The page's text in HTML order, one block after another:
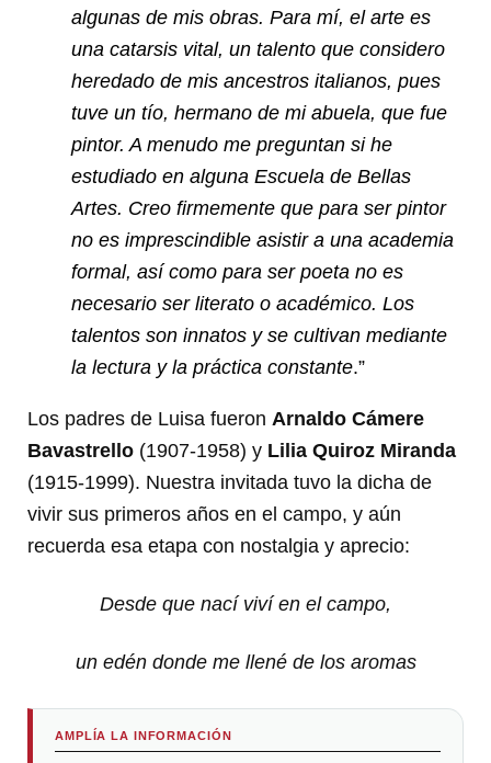
algunas de mis obras. Para mí, el arte es
una catarsis vital, un talento que considero
heredado de mis ancestros italianos, pues
tuve un tío, hermano de mi abuela, que fue
pintor. A menudo me preguntan si he
estudiado en alguna Escuela de Bellas
Artes. Creo firmemente que para ser pintor
no es imprescindible asistir a una academia
formal, así como para ser poeta no es
necesario ser literato o académico. Los
talentos son innatos y se cultivan mediante
la lectura y la práctica constante.”
Los padres de Luisa fueron Arnaldo Cámere
Bavastrello (1907-1958) y Lilia Quiroz Miranda
(1915-1999). Nuestra invitada tuvo la dicha de
vivir sus primeros años en el campo, y aún
recuerda esa etapa con nostalgia y aprecio:
Desde que nací viví en el campo,
un edén donde me llené de los aromas
AMPLÍA LA INFORMACIÓN